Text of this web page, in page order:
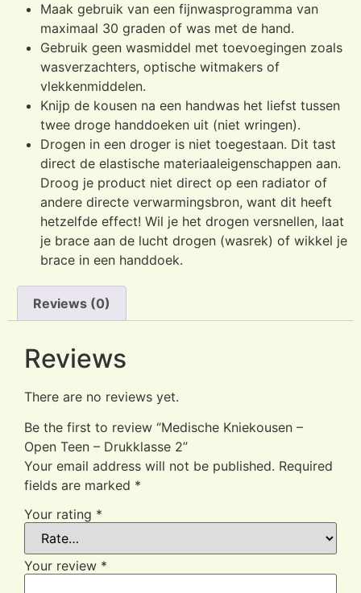
Maak gebruik van een fijnwasprogramma van
maximaal 30 graden of was met de hand.
Gebruik geen wasmiddel met toevoegingen zoals
wasverzachters, optische witmakers of
vlekkenmiddelen.
Knijp de kousen na een handwas het liefst tussen
twee droge handdoeken uit (niet wringen).
Drogen in een droger is niet toegestaan. Dit tast
direct de elastische materiaaleigenschappen aan.
Droog je product niet direct op een radiator of
andere directe verwarmingsbron, want dit heeft
hetzelfde effect! Wil je het drogen versnellen, laat
je brace aan de lucht drogen (wasrek) of wikkel je
brace in een handdoek.
Reviews (0)
Reviews
There are no reviews yet.
Be the first to review “Medische Kniekousen –
Open Teen – Drukklasse 2”
Your email address will not be published. Required
fields are marked *
Your rating *
Your review *